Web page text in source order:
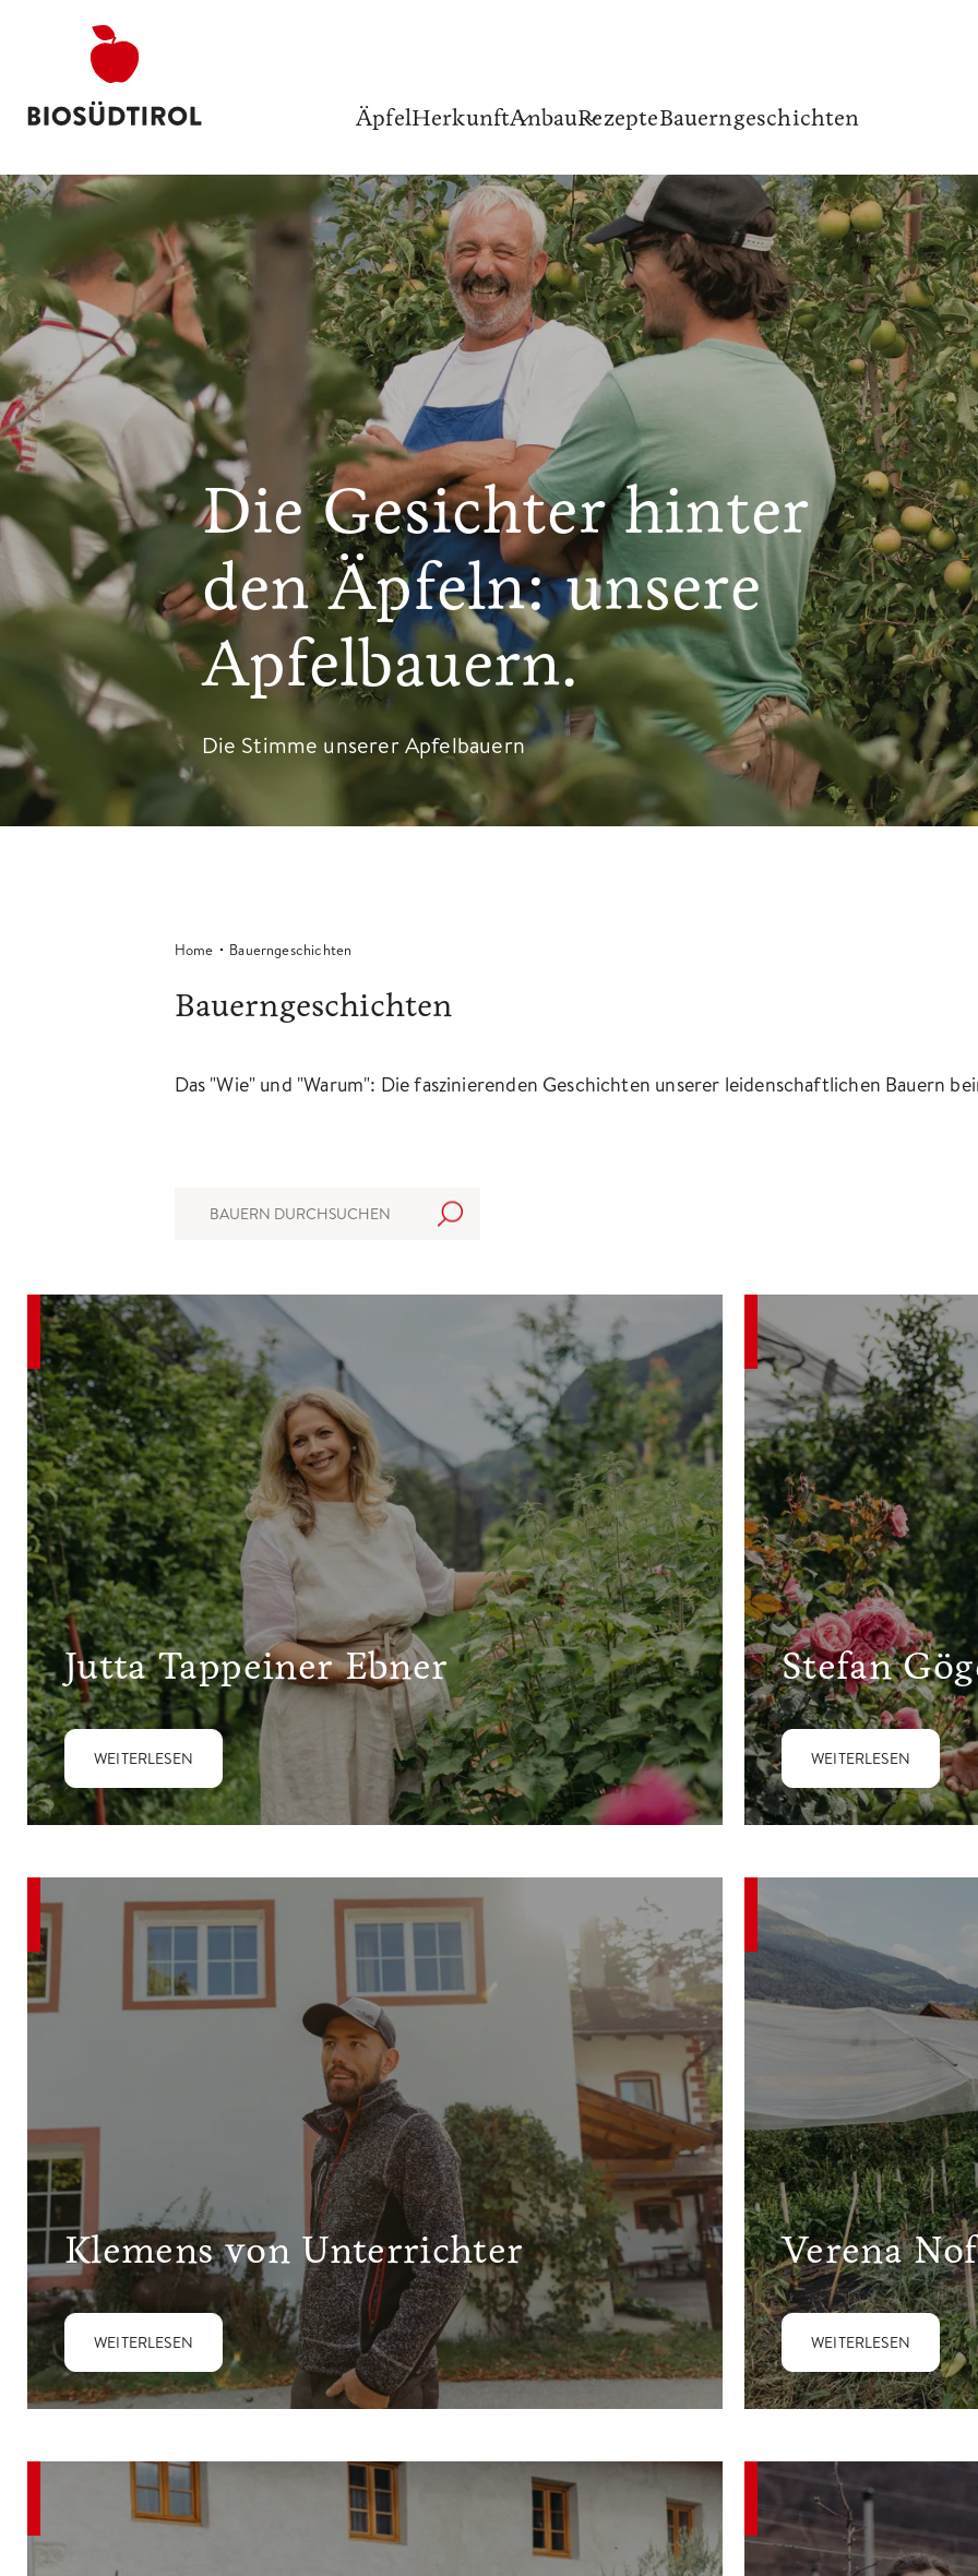
ÄpfelHerkunftAnbauRezepteBauerngeschichten
Die Gesichter hinter
den Äpfeln: unsere
Apfelbauern.
Die Stimme unserer Apfelbauern
Home Bauerngeschichten
Bauerngeschichten
Das "Wie" und "Warum": Die faszinierenden Geschichten unserer leidenschaftlichen Bauern
Jutta Tappeiner Ebner
WEITERLESEN
Stefan
WEITERLESEN
Klemens von Unterrichter
WEITERLESEN
Verena
WEITERLESEN